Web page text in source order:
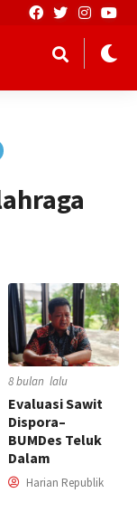
8 bulan lalu
Evaluasi Sawit
Dispora–
BUMDes Teluk
Dalam
Harian Republik